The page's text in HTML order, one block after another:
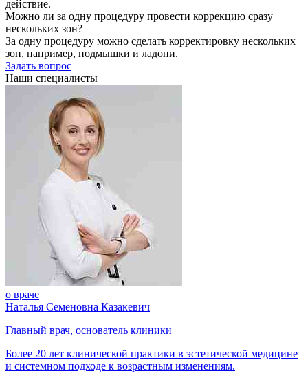
действие.
Можно ли за одну процедуру провести коррекцию сразу
нескольких зон?
За одну процедуру можно сделать корректировку нескольких
зон, например, подмышки и ладони.
Задать вопрос
Наши специалисты
о враче
Наталья Семеновна Казакевич
Главный врач, основатель клиники
Более 20 лет клинической практики в эстетической медицине
и системном подходе к возрастным изменениям.